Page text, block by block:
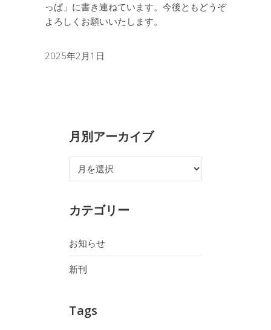
っぱ」に書き連ねています。今後ともどうぞ
よろしくお願いいたします。
2025年2月1日
月別アーカイブ
ー
イ
カテゴリー
お知らせ
新刊
Tags